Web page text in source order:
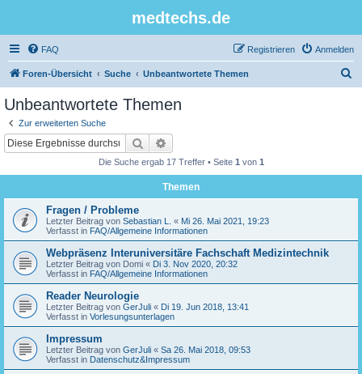
medtechs.de
FAQ Anmelden
Registrieren
Foren-Übersicht Suche Unbeantwortete Themen
Unbeantwortete Themen
Zur erweiterten Suche
Suche
Die Suche ergab 17 Treffer • Seite 1 von 1
Themen
Fragen / Probleme
Letzter Beitrag von Sebastian L. « Mi 26. Mai 2021, 19:23
Verfasst in FAQ/Allgemeine Informationen
Webpräsenz Interuniversitäre Fachschaft Medizintechnik
Letzter Beitrag von Domi « Di 3. Nov 2020, 20:32
Verfasst in FAQ/Allgemeine Informationen
Reader Neurologie
Letzter Beitrag von GerJuli « Di 19. Jun 2018, 13:41
Verfasst in Vorlesungsunterlagen
Impressum
Letzter Beitrag von GerJuli « Sa 26. Mai 2018, 09:53
Verfasst in Datenschutz&Impressum